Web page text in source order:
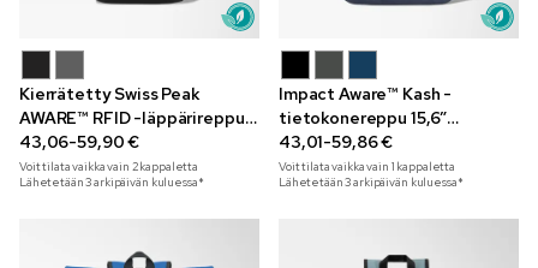
Kierrätetty Swiss Peak
AWARE™ RFID -läppärireppu
15”
43,06-59,90 €
Voit tilata vaikka vain 2kappaletta
Lähetetään 3 arkipäivän kuluessa*
Impact Aware™ Kash -
tietokonereppu 15,6”
varkaudenestolla
43,01-59,86 €
Voit tilata vaikka vain 1 kappaletta
Lähetetään 3 arkipäivän kuluessa*